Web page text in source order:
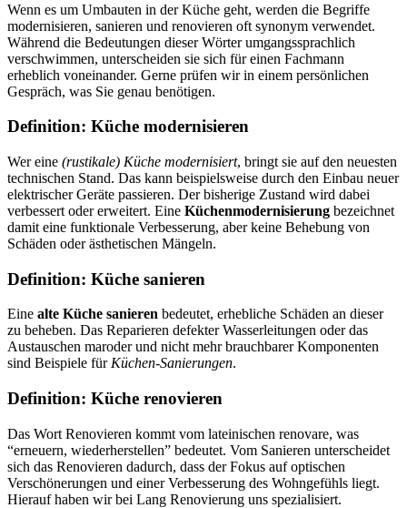
Wenn es um Umbauten in der Küche geht, werden die Begriffe
modernisieren, sanieren und renovieren oft synonym verwendet.
Während die Bedeutungen dieser Wörter umgangssprachlich
verschwimmen, unterscheiden sie sich für einen Fachmann
erheblich voneinander. Gerne prüfen wir in einem persönlichen
Gespräch, was Sie genau benötigen.
Definition: Küche modernisieren
Wer eine (rustikale) Küche modernisiert, bringt sie auf den neuesten
technischen Stand. Das kann beispielsweise durch den Einbau neuer
elektrischer Geräte passieren. Der bisherige Zustand wird dabei
verbessert oder erweitert. Eine Küchenmodernisierung bezeichnet
damit eine funktionale Verbesserung, aber keine Behebung von
Schäden oder ästhetischen Mängeln.
Definition: Küche sanieren
Eine alte Küche sanieren bedeutet, erhebliche Schäden an dieser
zu beheben. Das Reparieren defekter Wasserleitungen oder das
Austauschen maroder und nicht mehr brauchbarer Komponenten
sind Beispiele fürKüchen-Sanierungen.
Definition: Küche renovieren
Das Wort Renovieren kommt vom lateinischen renovare, was
“erneuern, wiederherstellen” bedeutet. Vom Sanieren unterscheidet
sich das Renovieren dadurch, dass der Fokus auf optischen
Verschönerungen und einer Verbesserung des Wohngefühls liegt.
Hierauf haben wir bei Lang Renovierung uns spezialisiert.